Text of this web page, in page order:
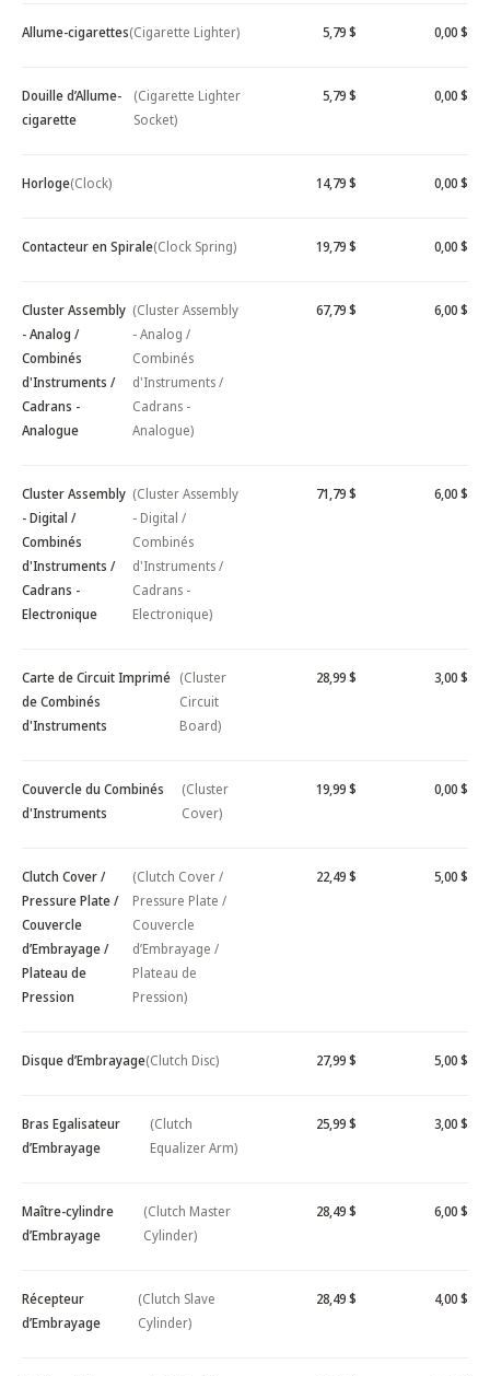
Allume-cigarettes(Cigarette Lighter) 5,79 $ 0,00 $
Douille d’Allume-
cigarette
(Cigarette Lighter
Socket)
5,79 $ 0,00 $
Horloge(Clock) 14,79 $ 0,00 $
Contacteur en Spirale(Clock Spring) 19,79 $ 0,00 $
Cluster Assembly
- Analog /
Combinés
d'Instruments /
Cadrans -
Analogue
(Cluster Assembly
- Analog /
Combinés
d'Instruments /
Cadrans -
Analogue)
67,79 $ 6,00 $
Cluster Assembly
- Digital /
Combinés
d'Instruments /
Cadrans -
Electronique
(Cluster Assembly
- Digital /
Combinés
d'Instruments /
Cadrans -
Electronique)
71,79 $ 6,00 $
Carte de Circuit Imprimé
de Combinés
d'Instruments
(Cluster
Circuit
Board)
28,99 $ 3,00 $
Couvercle du Combinés
d'Instruments
(Cluster
Cover)
19,99 $ 0,00 $
Clutch Cover /
Pressure Plate /
Couvercle
d’Embrayage /
Plateau de
Pression
(Clutch Cover /
Pressure Plate /
Couvercle
d’Embrayage /
Plateau de
Pression)
22,49 $ 5,00 $
Disque d’Embrayage(Clutch Disc) 27,99 $ 5,00 $
Bras Egalisateur
d’Embrayage
(Clutch
Equalizer Arm)
25,99 $ 3,00 $
Maître-cylindre
d’Embrayage
(Clutch Master
Cylinder)
28,49 $ 6,00 $
Récepteur
d’Embrayage
(Clutch Slave
Cylinder)
28,49 $ 4,00 $